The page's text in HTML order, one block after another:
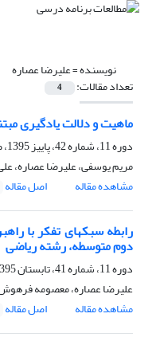
نویسنده =علیرضا عصاره
تعداد مقالات: 4
ماهیت و دلالت یادگیری
دوره 11، شماره 42، پاییز 1395، صفحه
مریم یوسفی، علیرضا عصاره،
مشاهده مقاله
اصل مقاله
دوم متوسطه، رشته ریاضی
دوره 11، شماره 41، تابستان 1395، صفحه
علیرضا عصاره، معصومه
مشاهده مقاله
اصل مقاله